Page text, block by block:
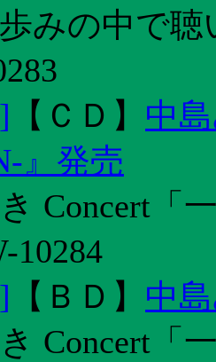
歩みの中で
【 ＣＤ 】 中
』発売
き Concert
10284
【 ＢＤ 】 中
き Concert